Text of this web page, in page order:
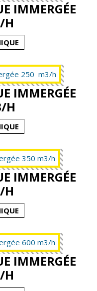
IMMERGÉE
H
IMMERGÉE
H
IMMERGÉE
H
IMMERGÉE
H